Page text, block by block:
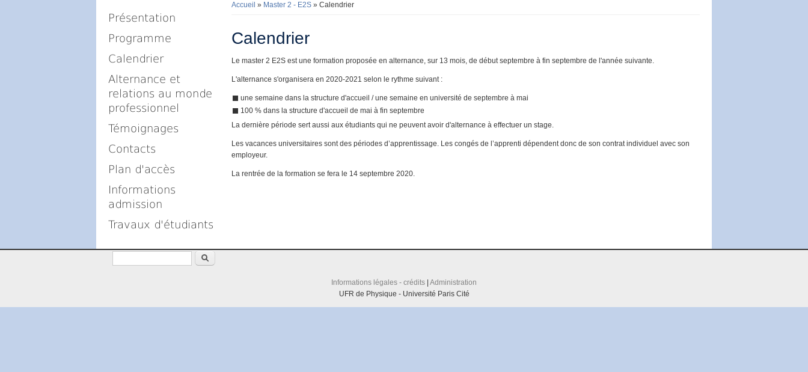
Vous êtes ici
Accueil » Master 2 - E2S» Calendrier
Calendrier
Le master 2 E2S est une formation proposée en alternance, sur 13 mois, de début septembre à fin septembre de l'année suivante.
L'alternance s'organisera en 2020-2021 selon le rythme suivant :
une semaine dans la structure d'accueil / une semaine en université de septembre à mai
100 % dans la structure d'accueil de mai à fin septembre
La dernière période sert aussi aux étudiants qui ne peuvent avoir d'alternance à effectuer un stage.
Les vacances universitaires sont des périodes d’apprentissage. Les congés de l’apprenti dépendent donc de son contrat individuel avec son
employeur.
La rentrée de la formation se fera le 14 septembre 2020.
Présentation
Programme
Calendrier
Alternance et
relations au monde
professionnel
Témoignages
Contacts
Plan d'accès
Informations
admission
Travaux d'étudiants
Formulaire de recherche
Informations légales - crédits | Administration
UFR de Physique - Université Paris Cité